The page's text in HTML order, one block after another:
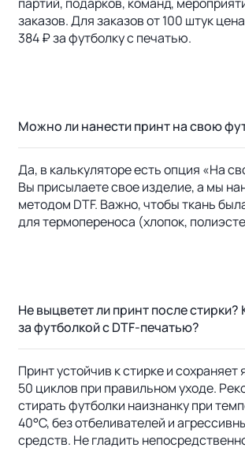
заказов. Для заказов от 100 штук
384 ₽ за футболку с печатью.
Можно ли нанести принт на свою
Да, в калькуляторе есть опция «На
Вы присылаете свое изделие, а мы
методом DTF. Важно, чтобы ткань
для термопереноса (хлопок,
Не выцветет ли принт после стирки?
за футболкой с DTF-печатью?
Принт устойчив к стирке и сохраняет
50 циклов при правильном уходе.
стирать футболки наизнанку при
40°C, без отбеливателей и
средств. Не гладить